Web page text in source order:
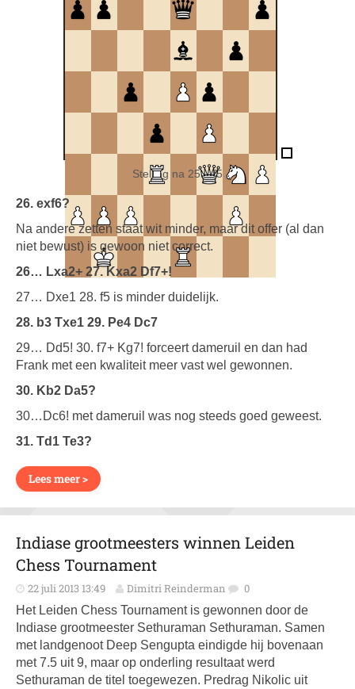
Stelling na 25....f5
26. exf6?
Na andere zetten staat wit minder, maar dit offer (al dan
niet bewust) is gewoon niet correct.
26… Lxa2+ 27. Kxa2 Df7+!
27… Dxe1 28. f5 is minder duidelijk.
28. b3 Txe1 29. Pe4 Dc7
29… Dd5! 30. f7+ Kg7! forceert dameruil en dan had
Frank met een kwaliteit meer vast wel gewonnen.
30. Kb2 Da5?
30…Dc6! met dameruil was nog steeds goed geweest.
31. Td1 Te3?
Lees meer >
Indiase grootmeesters winnen Leiden
Chess Tournament
22 juli 2013 13:49 Dimitri Reinderman 0
Het Leiden Chess Tournament is gewonnen door de
Indiase grootmeester Sethuraman Sethuraman. Samen
met landgenoot Deep Sengupta eindigde hij bovenaan
met 7.5 uit 9, maar op onderling resultaat werd
Sethuraman de titel toegewezen. Predrag Nikolic uit